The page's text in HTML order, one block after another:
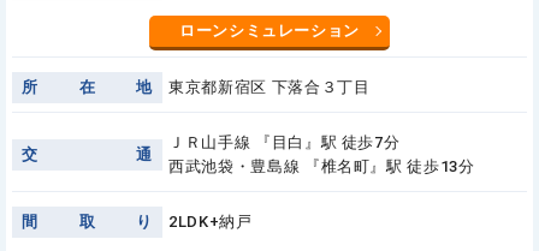
ローンシミュレーション
所 在 地 東京都新宿区 下落合３丁目
交 通
ＪＲ山手線 『目白』駅 徒歩7分
西武池袋・豊島線 『椎名町』駅 徒歩13分
間 取 り 2LDK+納戸